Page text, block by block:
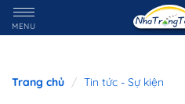
MENU
Trang chủ Tin tức - Sự kiện